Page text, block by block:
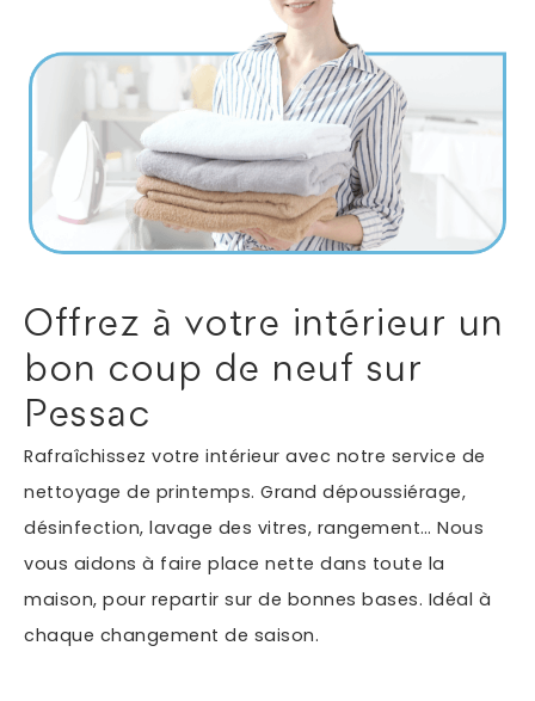
Offrez à votre intérieur un
bon coup de neuf sur
Pessac
Rafraîchissez votre intérieur avec notre service de
nettoyage de printemps. Grand dépoussiérage,
désinfection, lavage des vitres, rangement… Nous
vous aidons à faire place nette dans toute la
maison, pour repartir sur de bonnes bases. Idéal à
chaque changement de saison.
Jardinage
Petits travaux de bricolage
Autres services
Informations supplémentaires du besoin
En soumettant ce formulaire, j'accepte que les
informations saisies soient exploitées dans le cadre
de ma demande.*